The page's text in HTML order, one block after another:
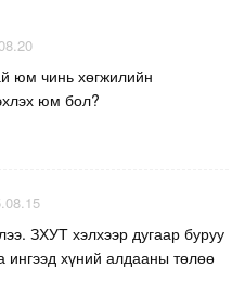
юм чинь хөгжилийн
юм бол?
ЗХУТ хэлхээр дугаар буруу
хүний алдааны төлөө